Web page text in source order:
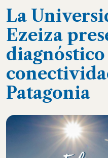
La
Ezeiza
diagnóstico
Patagonia